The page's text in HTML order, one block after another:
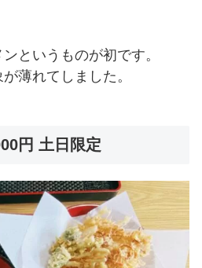
というものが初です。
薄れてしました。
円 土日限定